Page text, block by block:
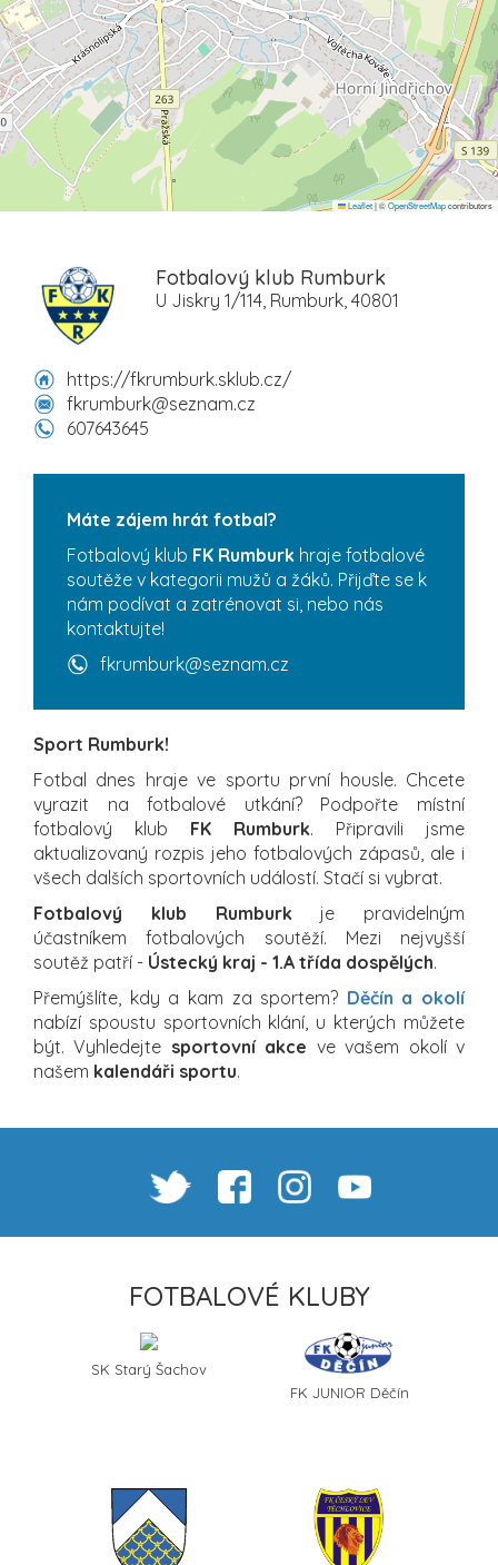
Leaflet|©OpenStreetMapcontributors
Fotbalový klub Rumburk
U Jiskry 1/114, Rumburk, 40801
https://fkrumburk.sklub.cz/
fkrumburk@seznam.cz
607643645
Máte zájem hrát fotbal?
Fotbalový klub FK Rumburk hraje fotbalové
soutěže v kategorii mužů a žáků. Přijďte se k
nám podívat a zatrénovat si, nebo nás
kontaktujte!
fkrumburk@seznam.cz
Sport Rumburk!
Fotbal dnes hraje ve sportu první housle. Chcete
vyrazit na fotbalové utkání? Podpořte místní
fotbalový klub FK Rumburk. Připravili jsme
aktualizovaný rozpis jeho fotbalových zápasů, ale i
všech dalších sportovních událostí. Stačí si vybrat.
Fotbalový klub Rumburkje pravidelným
účastníkem fotbalových soutěží. Mezi nejvyšší
soutěž patří - Ústecký kraj - 1.A třída dospělých.
Přemýšlíte, kdy a kam za sportem? Děčín a okolí
nabízí spoustu sportovních klání, u kterých můžete
být. Vyhledejte sportovní akce ve vašem okolí v
našem kalendáři sportu.
FOTBALOVÉ KLUBY
SK Starý Šachov
FK JUNIOR Děčín